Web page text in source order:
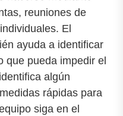
reuniones de
El
ayuda a identificar
que pueda impedir el
algún
rápidas para
siga en el